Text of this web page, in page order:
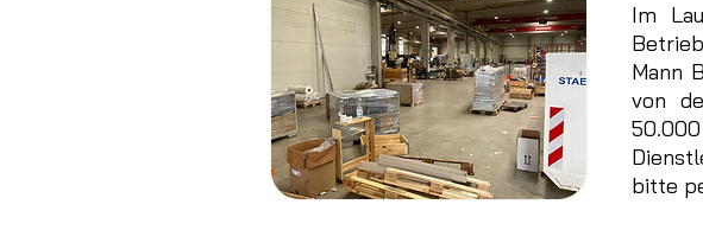
Im
Mann
von
bitte